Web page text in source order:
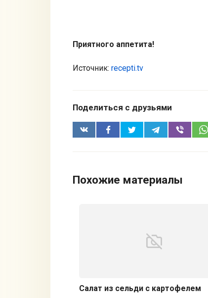
Приятного аппетита!
Источник: recepti.tv
Поделиться с друзьями
Похожие материалы
Салат из сельди с картофелем